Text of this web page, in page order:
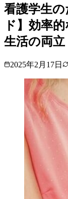
看護学生
ド】効率
生活の両立
2025年2月17日